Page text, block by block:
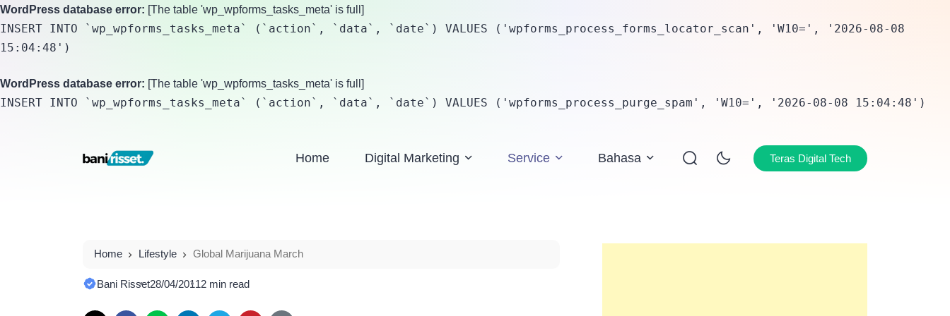
WordPress database error: [The table 'wp_wpforms_tasks_meta' is full]
INSERT INTO `wp_wpforms_tasks_meta` (`action`, `data`, `date`) VALUES ('wpforms_process_forms_locator_scan', 'W10=', '2026-08-08
15:04:48')
WordPress database error: [The table 'wp_wpforms_tasks_meta' is full]
INSERT INTO `wp_wpforms_tasks_meta` (`action`, `data`, `date`) VALUES ('wpforms_process_purge_spam', 'W10=', '2026-08-08 15:04:48')
Home Digital Marketing Service Bahasa Teras Digital Tech
Home Lifestyle Global Marijuana March
Bani Risset28/04/20112 min read